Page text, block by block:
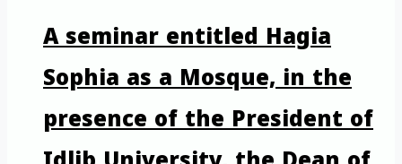
A seminar entitled Hagia
Sophia as a Mosque, in the
presence of the President of